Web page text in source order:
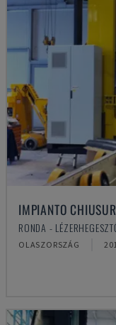
IMPIANTO
RONDA -
OLASZORSZÁG